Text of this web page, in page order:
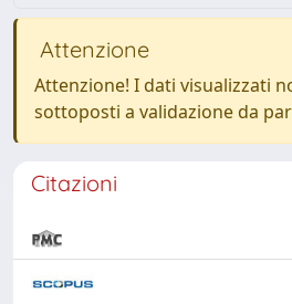
Attenzione
Attenzione! I dati visualizzati
sottoposti a validazione da
Citazioni